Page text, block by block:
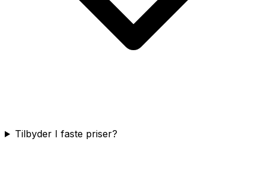
Tilbyder I faste priser?